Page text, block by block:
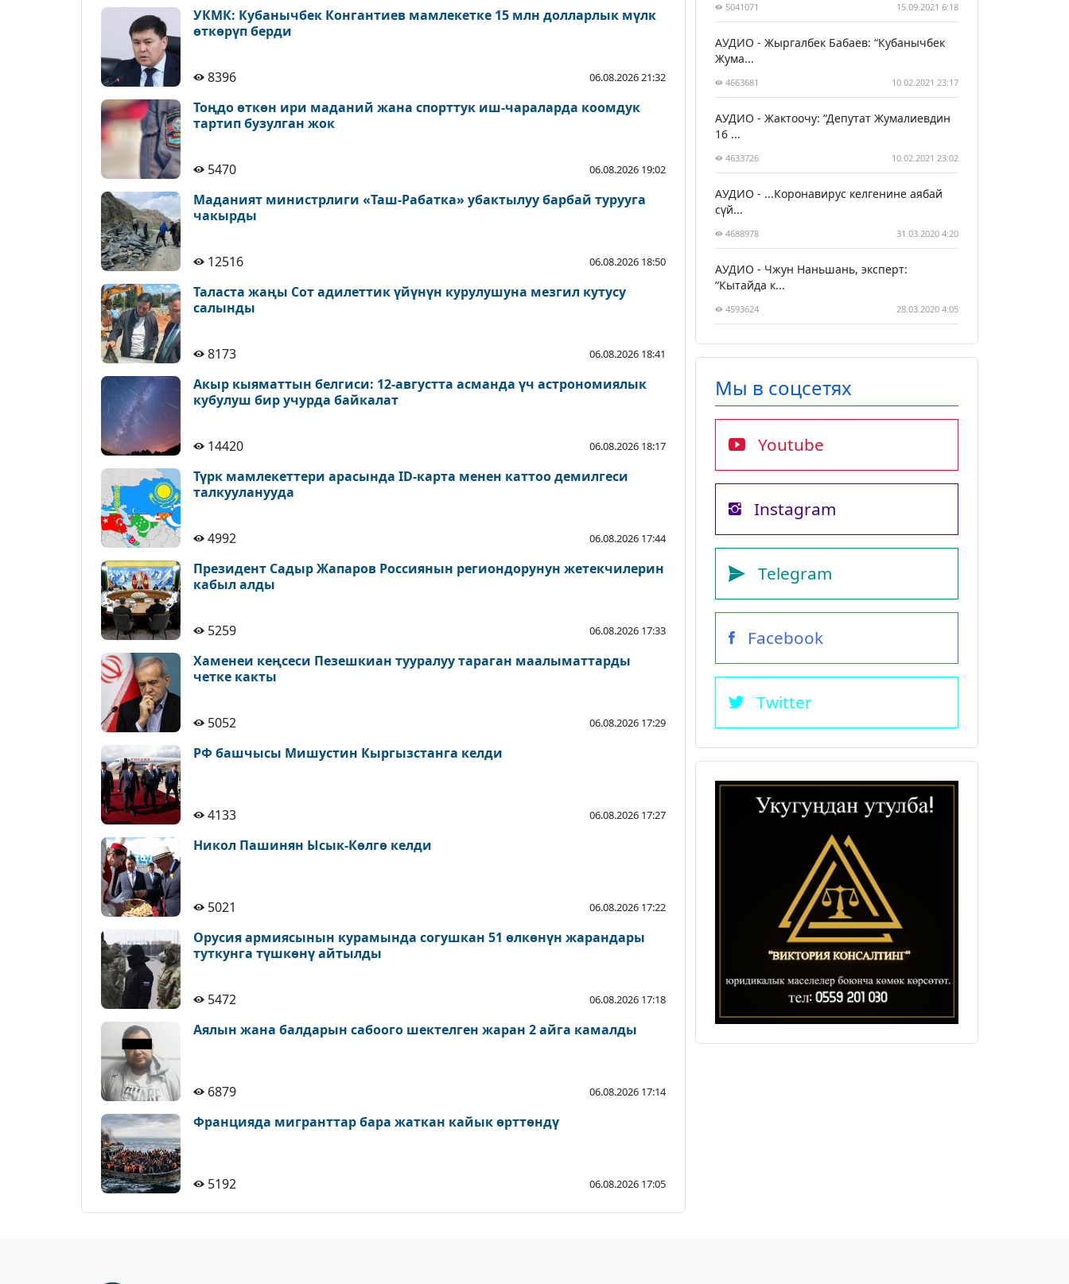
УКМК: Кубанычбек Конгантиев мамлекетке 15 млн долларлык мүлк
өткөрүп берди
8396 06.08.2026 21:32
Тоңдо өткөн ири маданий жана спорттук иш-чараларда коомдук
тартип бузулган жок
5470 06.08.2026 19:02
Маданият министрлиги «Таш-Рабатка» убактылуу барбай турууга
чакырды
12516 06.08.2026 18:50
Таласта жаңы Сот адилеттик үйүнүн курулушуна мезгил кутусу
салынды
8173 06.08.2026 18:41
Акыр кыяматтын белгиси: 12-августта асманда үч астрономиялык
кубулуш бир учурда байкалат
14420 06.08.2026 18:17
Түрк мамлекеттери арасында ID-карта менен каттоо демилгеси
талкууланууда
4992 06.08.2026 17:44
Президент Садыр Жапаров Россиянын региондорунун жетекчилерин
кабыл алды
5259 06.08.2026 17:33
Хаменеи кеңсеси Пезешкиан тууралуу тараган маалыматтарды
четке какты
5052 06.08.2026 17:29
РФ башчысы Мишустин Кыргызстанга келди
4133 06.08.2026 17:27
Никол Пашинян Ысык-Көлгө келди
5021 06.08.2026 17:22
Орусия армиясынын курамында согушкан 51 өлкөнүн жарандары
туткунга түшкөнү айтылды
5472 06.08.2026 17:18
Аялын жана балдарын сабоого шектелген жаран 2 айга камалды
6879 06.08.2026 17:14
Францияда мигранттар бара жаткан кайык өрттөндү
5192 06.08.2026 17:05
5041071 15.09.2021 6:18
АУДИО - Жыргалбек Бабаев: “Кубанычбек
Жума...
4663681 10.02.2021 23:17
АУДИО - Жактоочу: “Депутат Жумалиевдин
16 ...
4633726 10.02.2021 23:02
АУДИО - ...Коронавирус келгенине аябай
сүй...
4688978 31.03.2020 4:20
АУДИО - Чжун Наньшань, эксперт:
“Кытайда к...
4593624 28.03.2020 4:05
Мы в соцсетях
Youtube
Instagram
Telegram
Facebook
Twitter